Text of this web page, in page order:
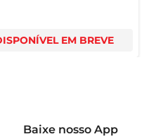
EM BREVE
Baixe nosso App